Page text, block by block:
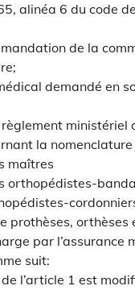
alinéa 6 du code
de la
demandé en
ministériel
la
maîtres
orthopédistes-
prothèses, orthèses
par l’assurance
suit:
de l’article 1 est